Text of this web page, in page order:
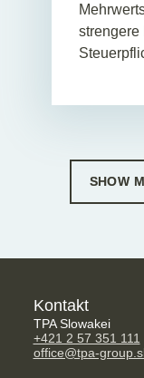
strengere
SHOW
Kontakt
TPA Slowakei
+421 2 57 351 111
office@tpa-